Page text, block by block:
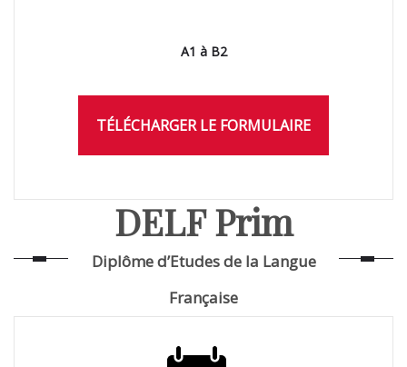
A1 à B2
TÉLÉCHARGER LE FORMULAIRE
DELF Prim
Diplôme d’Etudes de la Langue
Française